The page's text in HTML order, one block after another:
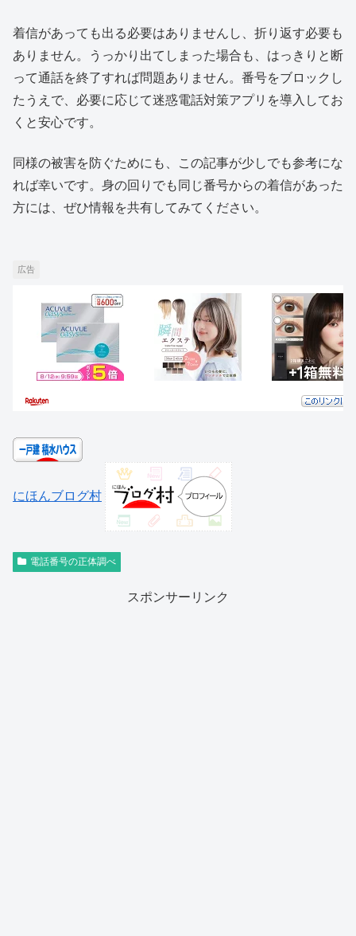
着信があっても出る必要はありませんし、折り返す必要も
ありません。うっかり出てしまった場合も、はっきりと断
って通話を終了すれば問題ありません。番号をブロックし
たうえで、必要に応じて迷惑電話対策アプリを導入してお
くと安心です。
同様の被害を防ぐためにも、この記事が少しでも参考にな
れば幸いです。身の回りでも同じ番号からの着信があった
方には、ぜひ情報を共有してみてください。
広告
にほんブログ村
電話番号の正体調べ
スポンサーリンク